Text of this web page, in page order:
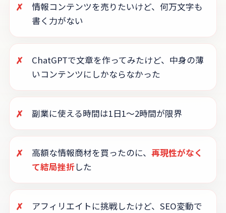
✗
情報コンテンツを売りたいけど、何万文字も
書く力がない
✗
ChatGPTで文章を作ってみたけど、中身の薄
いコンテンツにしかならなかった
✗ 副業に使える時間は1日1〜2時間が限界
✗ 高額な情報商材を買ったのに、 再現性がなく
て結局挫折した
✗
アフィリエイトに挑戦したけど、SEO変動で